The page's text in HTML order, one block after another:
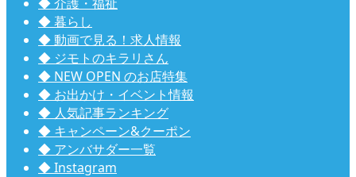
◆ 暮らし
◆ 動画で見る！求人情報
◆ ジモトのキラリさん
◆ NEW OPEN のお店特集
◆ お出かけ・イベント情報
◆ 人気記事ランキング
◆ キャンペーン&クーポン
◆ アンバサダー一覧
◆ Instagram